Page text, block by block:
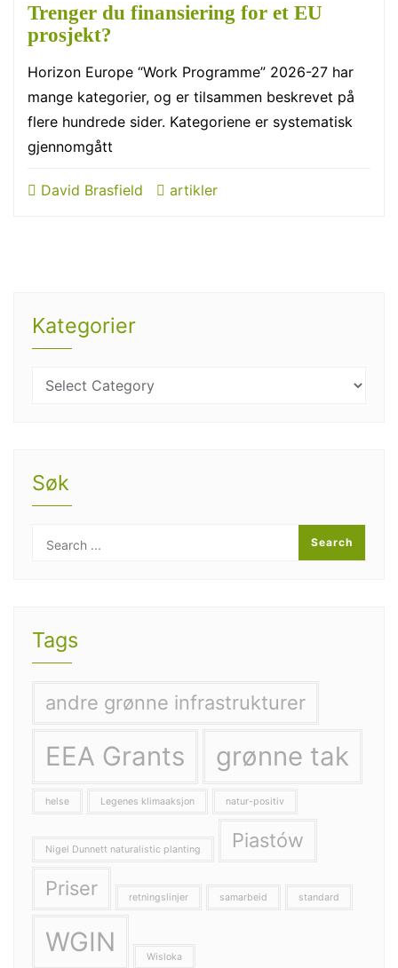
Trenger du finansiering for et EU
prosjekt?
Horizon Europe “Work Programme” 2026-27 har
mange kategorier, og er tilsammen beskrevet på
flere hundrede sider. Kategoriene er systematisk
gjennomgått
David Brasfield artikler
Kategorier
Søk
Tags
andre grønne infrastrukturer
EEA Grants grønne tak
helse Legenes klimaaksjon natur-positiv
Nigel Dunnett naturalistic planting Piastów
Priser retningslinjer samarbeid standard
WGIN Wisloka